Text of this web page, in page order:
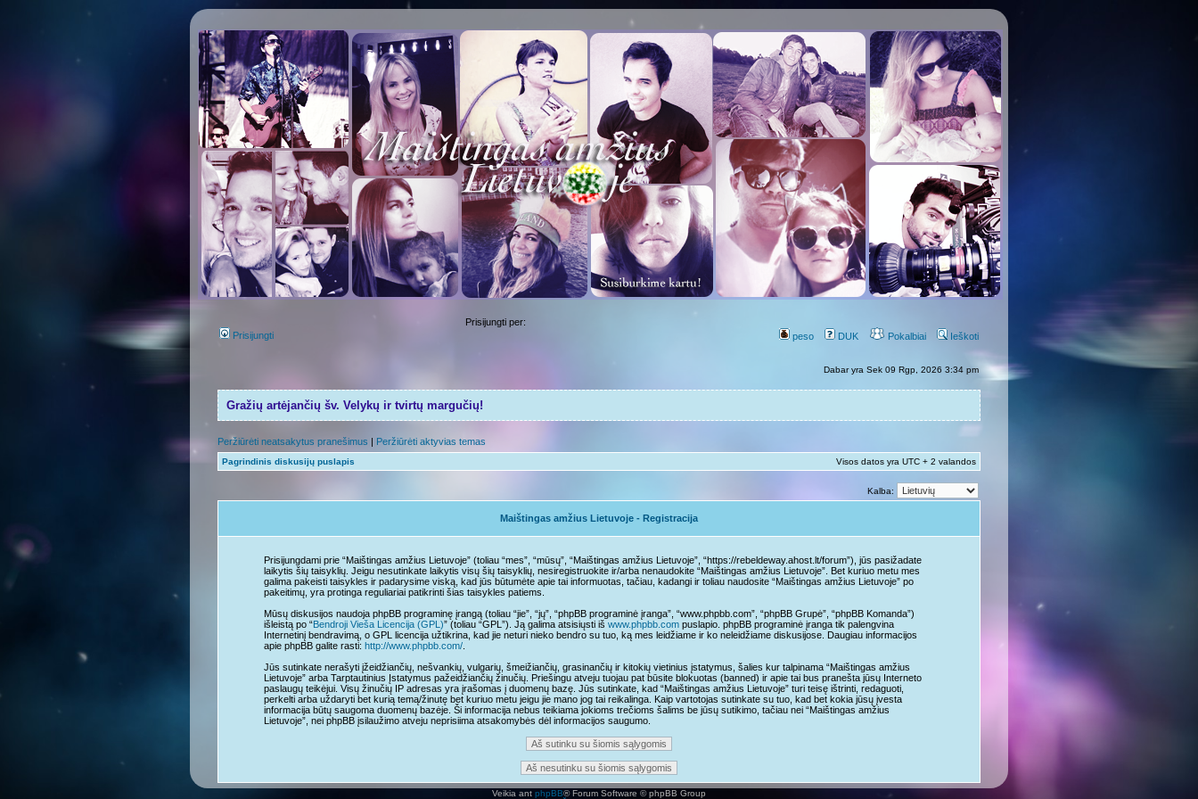
Prisijungti
Prisijungti per:
peso
DUK Pokalbiai Ieškoti
Dabar yra Sek 09 Rgp, 2026 3:34 pm
Gražių artėjančių šv. Velykų ir tvirtų margučių!
Peržiūrėti neatsakytus pranešimus | Peržiūrėti aktyvias temas
Pagrindinis diskusijų puslapis Visos datos yra UTC + 2 valandos
Kalba:
Maištingas amžius Lietuvoje - Registracija
Prisijungdami prie “Maištingas amžius Lietuvoje” (toliau “mes”, “mūsų”, “Maištingas amžius Lietuvoje”, “https://rebeldeway.ahost.lt/forum”), jūs pasižadate
laikytis šių taisyklių. Jeigu nesutinkate laikytis visų šių taisyklių, nesiregistruokite ir/arba nenaudokite “Maištingas amžius Lietuvoje”. Bet kuriuo metu mes
galima pakeisti taisykles ir padarysime viską, kad jūs būtumėte apie tai informuotas, tačiau, kadangi ir toliau naudosite “Maištingas amžius Lietuvoje” po
pakeitimų, yra protinga reguliariai patikrinti šias taisykles patiems.
Mūsų diskusijos naudoja phpBB programinę įrangą (toliau “jie”, “jų”, “phpBB programinė įranga”, “www.phpbb.com”, “phpBB Grupė”, “phpBB Komanda”)
išleistą po “Bendroji Vieša Licencija (GPL)” (toliau “GPL”). Ją galima atsisiųsti iš www.phpbb.compuslapio. phpBB programinė įranga tik palengvina
Internetinį bendravimą, o GPL licencija užtikrina, kad jie neturi nieko bendro su tuo, ką mes leidžiame ir ko neleidžiame diskusijose. Daugiau informacijos
apie phpBB galite rasti: http://www.phpbb.com/.
Jūs sutinkate nerašyti įžeidžiančių, nešvankių, vulgarių, šmeižiančių, grasinančių ir kitokių vietinius įstatymus, šalies kur talpinama “Maištingas amžius
Lietuvoje” arba Tarptautinius Įstatymus pažeidžiančių žinučių. Priešingu atveju tuojau pat būsite blokuotas (banned) ir apie tai bus pranešta jūsų Interneto
paslaugų teikėjui. Visų žinučių IP adresas yra įrašomas į duomenų bazę. Jūs sutinkate, kad “Maištingas amžius Lietuvoje” turi teisę ištrinti, redaguoti,
perkelti arba uždaryti bet kurią temą/žinutę bet kuriuo metu jeigu jie mano jog tai reikalinga. Kaip vartotojas sutinkate su tuo, kad bet kokia jūsų įvesta
informacija būtų saugoma duomenų bazėje. Ši informacija nebus teikiama jokioms trečioms šalims be jūsų sutikimo, tačiau nei “Maištingas amžius
Lietuvoje”, nei phpBB įsilaužimo atveju neprisiima atsakomybės dėl informacijos saugumo.
Veikia ant phpBB® Forum Software © phpBB Group